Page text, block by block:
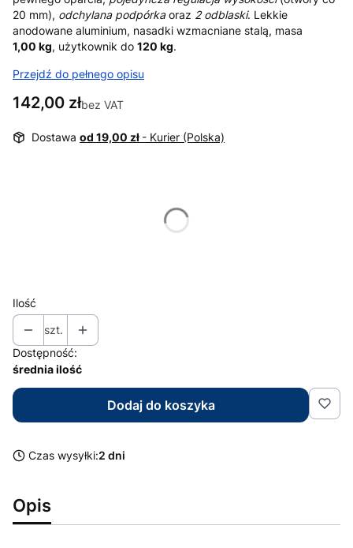
20 mm), odchylana podpórkaoraz 2 odblaski. Lekkie
anodowane aluminium, nasadki wzmacniane stalą, masa
1,00 kg, użytkownik do 120 kg.
Przejdź do pełnego opisu
Cena
142,00 złbez VAT
Dostawa od 19,00 zł - Kurier (Polska)
Ilość
szt.
Dostępność:
średnia ilość
Dodaj do koszyka
Czas wysyłki:2 dni
Opis